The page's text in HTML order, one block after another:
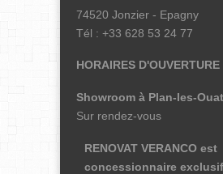
74520 Jonzier - Epagny
Tél : +33 628 53 24 77
HORAIRES D'OUVERTURE
Showroom à Plan-les-
Sur rendez-vous
RENOVAT VERANCO est
concessionnaire exclusif